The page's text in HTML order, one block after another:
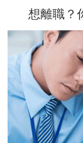
想離職？